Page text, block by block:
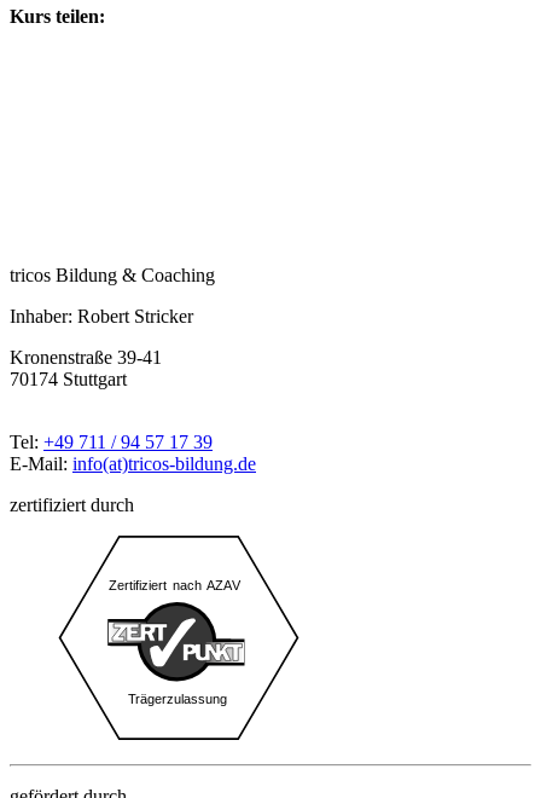
Kurs teilen:
tricos Bildung & Coaching
Inhaber: Robert Stricker
Kronenstraße 39-41
70174 Stuttgart
Tel: +49 711 / 94 57 17 39
E-Mail: info(at)tricos-bildung.de
zertifiziert durch